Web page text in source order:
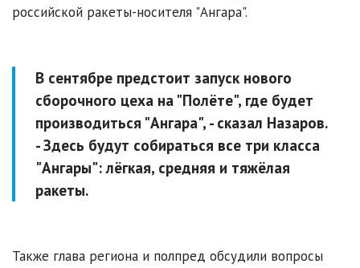
российской ракеты-носителя "Ангара".
В сентябре предстоит запуск нового
сборочного цеха на "Полёте", где будет
производиться "Ангара", - сказал Назаров.
- Здесь будут собираться все три класса
"Ангары": лёгкая, средняя и тяжёлая
ракеты.
Также глава региона и полпред обсудили вопросы